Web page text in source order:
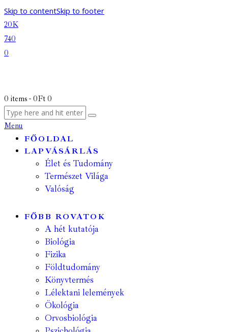
Skip to contentSkip to footer
20K
740
0
0 items - 0Ft 0
Menu
FŐOLDAL
LAPVÁSÁRLÁS
Élet és Tudomány
Természet Világa
Valóság
FŐBB ROVATOK
A hét kutatója
Biológia
Fizika
Földtudomány
Könyvtermés
Lélektani lelemények
Ökológia
Orvosbiológia